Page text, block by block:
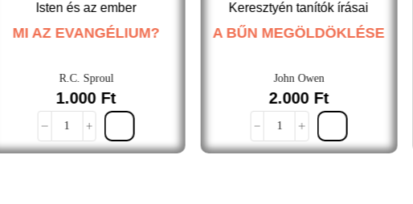
Isten és az ember
MI AZ EVANGÉLIUM?
R.C. Sproul
1.000 Ft
Keresztyén tanítók írásai
A BŰN MEGÖLDÖKLÉSE
John Owen
2.000 Ft